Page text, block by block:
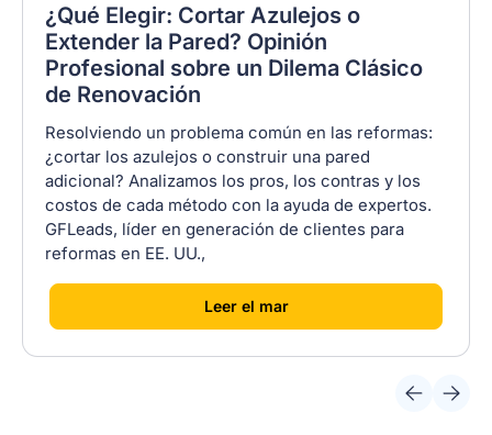
¿Qué Elegir: Cortar Azulejos o
Extender la Pared? Opinión
Profesional sobre un Dilema Clásico
de Renovación
Resolviendo un problema común en las reformas:
¿cortar los azulejos o construir una pared
adicional? Analizamos los pros, los contras y los
costos de cada método con la ayuda de expertos.
GFLeads, líder en generación de clientes para
reformas en EE. UU.,
[Leer el mar]